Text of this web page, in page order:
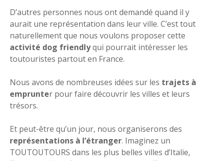
D’autres personnes nous ont demandé quand il y
aurait une représentation dans leur ville. C’est tout
naturellement que nous voulons proposer cette
activité dog friendlyqui pourrait intéresser les
toutouristes partout en France.
Nous avons de nombreuses idées sur les trajets à
emprunter pour faire découvrir les villes et leurs
trésors.
Et peut-être qu’un jour, nous organiserons des
représentations à l’étranger. Imaginez un
TOUTOUTOURS dans les plus belles villes d’Italie,